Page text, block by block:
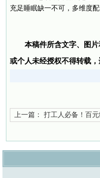
充足睡眠缺一不可，多维度
本稿件所含文字、图
或个人未经授权不得转载，
上一篇： 打工人必备！百